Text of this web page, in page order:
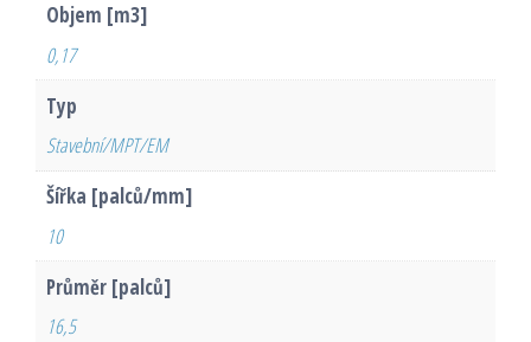
Objem [m3]
0,17
Typ
Stavební/MPT/EM
Šířka [palců/mm]
10
Průměr [palců]
16,5